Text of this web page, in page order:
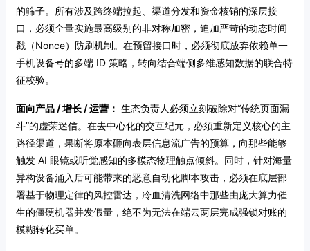
的筛子。所有涉及跨终端拉起、渠道分发和资金核销的深层接
口，必须全量实施最高级别的非对称加密，追加严苛的动态时间
戳（Nonce）防刷机制。在预留接口时，必须彻底放弃依赖单一
手机设备号的多端 ID 策略，转向结合端侧多维感知数据的联合特
征校验。
面向产品 / 增长 / 运营： 生态负责人必须立刻破除对“传统页面漏
斗”的虚荣迷信。在去中心化的交互纪元，必须重新定义核心的主
路径渠道，果断将原本砸向表层信息流广告的预算，向那些能够
触发 AI 眼镜或听觉感知的多模态物理触点倾斜。同时，针对海量
异构设备涌入后可能带来的恶意自动化脚本攻击，必须在底层部
署基于物理定律的风控雷达，冷血清洗网络中那些由庞大算力催
生的僵硬机器并发假量，绝不为无法在端云两层完成强锁对账的
模糊转化买单。